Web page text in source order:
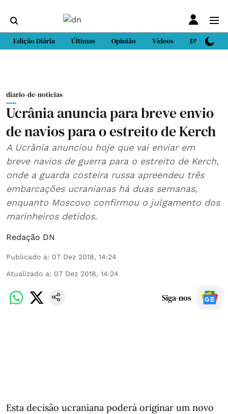
Edição Diária Últimas Opinião Vídeos DN Sport
diario-de-noticias
Ucrânia anuncia para breve envio
de navios para o estreito de Kerch
A Ucrânia anunciou hoje que vai enviar em
breve navios de guerra para o estreito de Kerch,
onde a guarda costeira russa apreendeu três
embarcações ucranianas há duas semanas,
enquanto Moscovo confirmou o julgamento dos
marinheiros detidos.
Redação DN
Publicado a: 07 Dez 2018, 14:24
Atualizado a: 07 Dez 2018, 14:24
Siga-nos
Esta decisão ucraniana poderá originar um novo